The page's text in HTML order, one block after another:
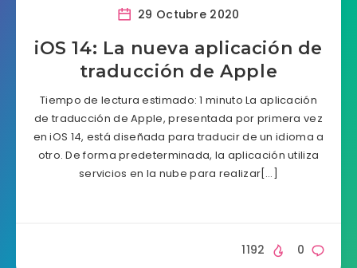
29 Octubre 2020
iOS 14: La nueva aplicación de
traducción de Apple
Tiempo de lectura estimado: 1 minuto La aplicación
de traducción de Apple, presentada por primera vez
en iOS 14, está diseñada para traducir de un idioma a
otro. De forma predeterminada, la aplicación utiliza
servicios en la nube para realizar[…]
0
1192